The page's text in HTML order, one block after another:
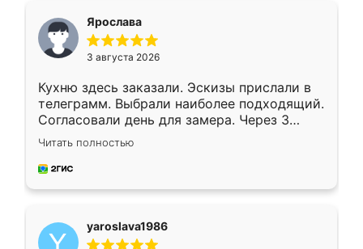
Ярослава
3 августа 2026
Кухню здесь заказали. Эскизы прислали в
телеграмм. Выбрали наиболее подходящий.
Согласовали день для замера. Через 3
недели кухня была уже готова. Остались
довольны работой. Спасибо Ренессанс
мебель за качественную работу!
Читать полностью
yaroslava1986